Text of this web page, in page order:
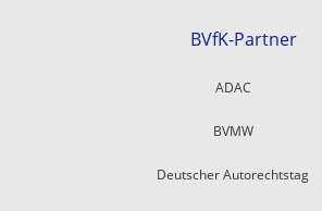
BVfK-Partner
ADAC
BVMW
Deutscher Autorechtstag